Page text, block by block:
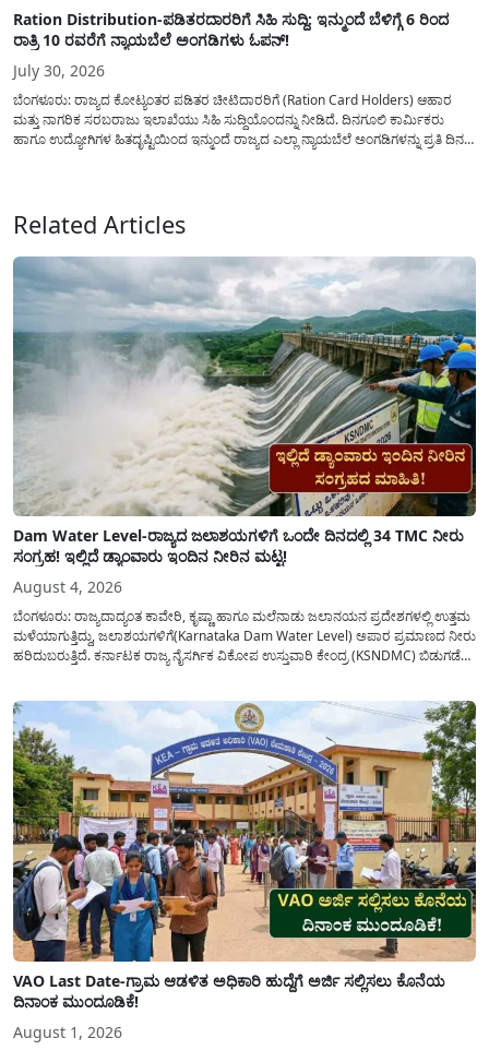
Ration Distribution-ಪಡಿತರದಾರರಿಗೆ ಸಿಹಿ ಸುದ್ದಿ: ಇನ್ಮುಂದೆ ಬೆಳಿಗ್ಗೆ 6 ರಿಂದ
ರಾತ್ರಿ 10 ರವರೆಗೆ ನ್ಯಾಯಬೆಲೆ ಅಂಗಡಿಗಳು ಓಪನ್!
July 30, 2026
ಬೆಂಗಳೂರು: ರಾಜ್ಯದ ಕೋಟ್ಯಂತರ ಪಡಿತರ ಚೀಟಿದಾರರಿಗೆ (Ration Card Holders) ಆಹಾರ
ಮತ್ತು ನಾಗರಿಕ ಸರಬರಾಜು ಇಲಾಖೆಯು ಸಿಹಿ ಸುದ್ದಿಯೊಂದನ್ನು ನೀಡಿದೆ. ದಿನಗೂಲಿ ಕಾರ್ಮಿಕರು
ಹಾಗೂ ಉದ್ಯೋಗಿಗಳ ಹಿತದೃಷ್ಟಿಯಿಂದ ಇನ್ಮುಂದೆ ರಾಜ್ಯದ ಎಲ್ಲಾ ನ್ಯಾಯಬೆಲೆ ಅಂಗಡಿಗಳನ್ನು ಪ್ರತಿ ದಿನ
Related Articles
Dam Water Level-ರಾಜ್ಯದ ಜಲಾಶಯಗಳಿಗೆ ಒಂದೇ ದಿನದಲ್ಲಿ 34 TMC ನೀರು
ಸಂಗ್ರಹ! ಇಲ್ಲಿದೆ ಡ್ಯಾಂವಾರು ಇಂದಿನ ನೀರಿನ ಮಟ್ಟ!
August 4, 2026
ಬೆಂಗಳೂರು: ರಾಜ್ಯದಾದ್ಯಂತ ಕಾವೇರಿ, ಕೃಷ್ಣಾ ಹಾಗೂ ಮಲೆನಾಡು ಜಲಾನಯನ ಪ್ರದೇಶಗಳಲ್ಲಿ ಉತ್ತಮ
ಮಳೆಯಾಗುತ್ತಿದ್ದು, ಜಲಾಶಯಗಳಿಗೆ(Karnataka Dam Water Level) ಅಪಾರ ಪ್ರಮಾಣದ ನೀರು
ಹರಿದುಬರುತ್ತಿದೆ. ಕರ್ನಾಟಕ ರಾಜ್ಯ ನೈಸರ್ಗಿಕ ವಿಕೋಪ ಉಸ್ತುವಾರಿ ಕೇಂದ್ರ (KSNDMC) ಬಿಡುಗಡೆ
VAO Last Date-ಗ್ರಾಮ ಆಡಳಿತ ಅಧಿಕಾರಿ ಹುದ್ದೆಗೆ ಅರ್ಜಿ ಸಲ್ಲಿಸಲು ಕೊನೆಯ
ದಿನಾಂಕ ಮುಂದೂಡಿಕೆ!
August 1, 2026